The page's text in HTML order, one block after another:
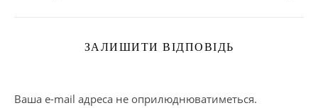
ЗАЛИШИТИ ВІДПОВІДЬ
Ваша e-mail адреса не оприлюднюватиметься.